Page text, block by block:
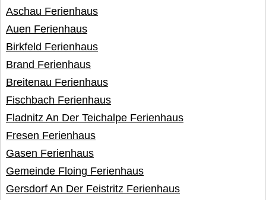
Aschau Ferienhaus
Auen Ferienhaus
Birkfeld Ferienhaus
Brand Ferienhaus
Breitenau Ferienhaus
Fischbach Ferienhaus
Fladnitz An Der Teichalpe Ferienhaus
Fresen Ferienhaus
Gasen Ferienhaus
Gemeinde Floing Ferienhaus
Gersdorf An Der Feistritz Ferienhaus